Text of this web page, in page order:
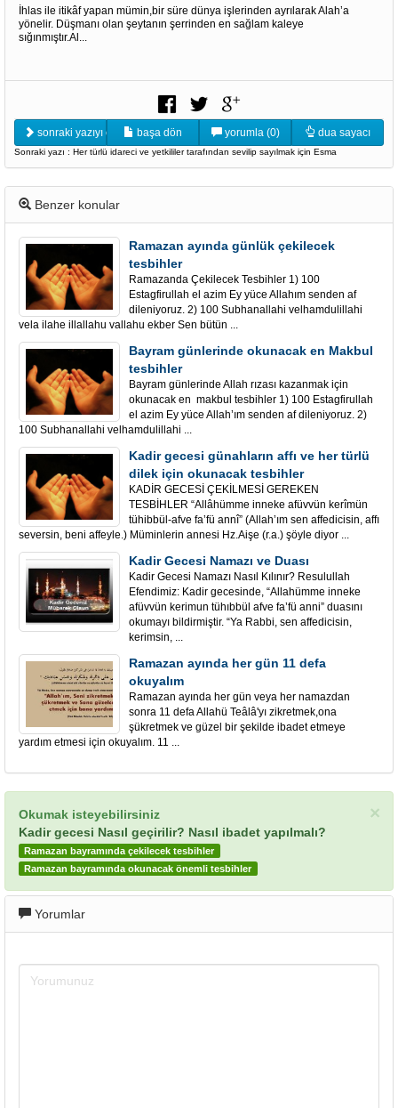
İhlas ile itikâf yapan mümin,bir süre dünya işlerinden ayrılarak Alah’a
yönelir. Düşmanı olan şeytanın şerrinden en sağlam kaleye
sığınmıştır.Al...
sonraki yazıyı oku başa dön yorumla (0) dua sayacı
Sonraki yazı : Her türlü idareci ve yetkililer tarafından sevilip sayılmak için Esma
Benzer konular
Ramazan ayında günlük çekilecek
tesbihler
Ramazanda Çekilecek Tesbihler 1) 100
Estagfirullah el azim Ey yüce Allahım senden af
dileniyoruz. 2) 100 Subhanallahi velhamdulillahi
vela ilahe illallahu vallahu ekber Sen bütün ...
Bayram günlerinde okunacak en Makbul
tesbihler
Bayram günlerinde Allah rızası kazanmak için
okunacak en makbul tesbihler 1) 100 Estagfirullah
el azim Ey yüce Allah’ım senden af dileniyoruz. 2)
100 Subhanallahi velhamdulillahi ...
Kadir gecesi günahların affı ve her türlü
dilek için okunacak tesbihler
KADİR GECESİ ÇEKİLMESİ GEREKEN
TESBİHLER “Allâhümme inneke afüvvün kerîmün
tühibbül-afve fa’fü annî” (Allah’ım sen affedicisin, affı
seversin, beni affeyle.) Müminlerin annesi Hz.Aişe (r.a.) şöyle diyor ...
Kadir Gecesi Namazı ve Duası
Kadir Gecesi Namazı Nasıl Kılınır? Resulullah
Efendimiz: Kadir gecesinde, “Allahümme inneke
afüvvün kerimun tühıbbül afve fa’fü anni” duasını
okumayı bildirmiştir. “Ya Rabbi, sen affedicisin,
kerimsin, ...
Ramazan ayında her gün 11 defa
okuyalım
Ramazan ayında her gün veya her namazdan
sonra 11 defa Allahü Teâlâ'yı zikretmek,ona
şükretmek ve güzel bir şekilde ibadet etmeye
yardım etmesi için okuyalım. 11 ...
×
Okumak isteyebilirsiniz
Kadir gecesi Nasıl geçirilir? Nasıl ibadet yapılmalı?
Ramazan bayramında çekilecek tesbihler
Ramazan bayramında okunacak önemli tesbihler
Yorumlar